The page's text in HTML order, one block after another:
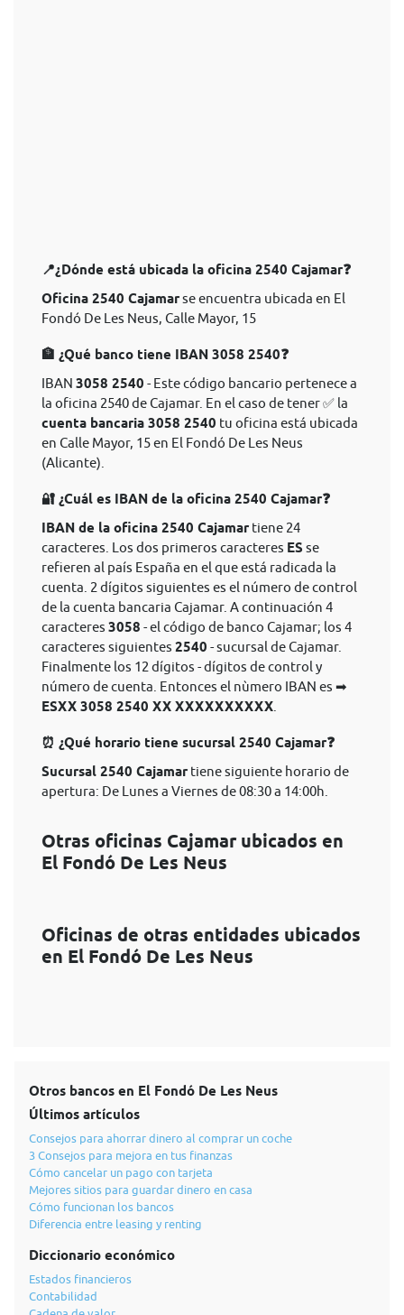
📍¿Dónde está ubicada la oficina 2540 Cajamar❓
Oficina 2540 Cajamarse encuentra ubicada en El
Fondó De Les Neus, Calle Mayor, 15
🏦 ¿Qué banco tiene IBAN 3058 2540❓
IBAN 3058 2540 - Este código bancario pertenece a
la oficina 2540 de Cajamar. En el caso de tener ✅ la
cuenta bancaria 3058 2540 tu oficina está ubicada
en Calle Mayor, 15 en El Fondó De Les Neus
(Alicante).
🔐 ¿Cuál es IBAN de la oficina 2540 Cajamar❓
IBAN de la oficina 2540 Cajamar tiene 24
caracteres. Los dos primeros caracteres ES se
refieren al país España en el que está radicada la
cuenta. 2 dígitos siguientes es el número de control
de la cuenta bancaria Cajamar. A continuación 4
caracteres 3058 - el código de banco Cajamar; los 4
caracteres siguientes 2540 - sucursal de Cajamar.
Finalmente los 12 dígitos - dígitos de control y
número de cuenta. Entonces el nùmero IBAN es ➡
ESXX 3058 2540 XX XXXXXXXXXX
⏰ ¿Qué horario tiene sucursal 2540 Cajamar❓
Sucursal 2540 Cajamar tiene siguiente horario de
apertura: De Lunes a Viernes de 08:30 a 14:00h.
Otras oficinas Cajamar ubicados en
El Fondó De Les Neus
Oficinas de otras entidades ubicados
en El Fondó De Les Neus
Otros bancos en El Fondó De Les Neus
Últimos artículos
Consejos para ahorrar dinero al comprar un coche
3 Consejos para mejora en tus finanzas
Cómo cancelar un pago con tarjeta
Mejores sitios para guardar dinero en casa
Cómo funcionan los bancos
Diferencia entre leasing y renting
Diccionario económico
Estados financieros
Contabilidad